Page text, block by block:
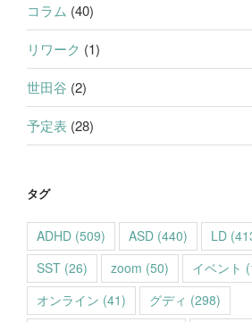
コラム (40)
リワーク (1)
世田谷 (2)
予定表 (28)
タグ
ADHD (509) ASD (440) LD
SST (26) zoom (50) イベント
オンライン (41) グディ (298)